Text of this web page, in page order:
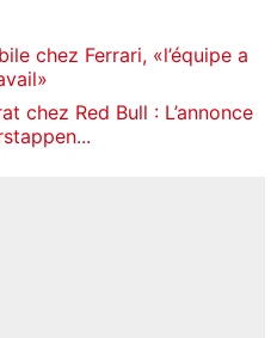
chez Ferrari, «l’équipe a
chez Red Bull : L’annonce